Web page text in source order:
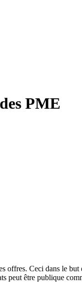
PME
offres. Ceci dans le
peut être publique